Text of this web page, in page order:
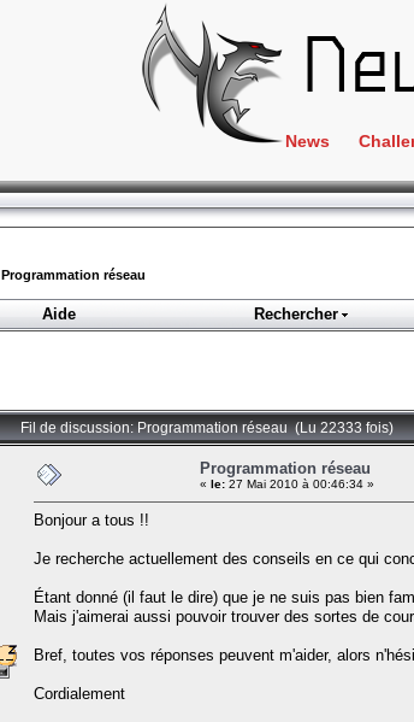
News
Programmation réseau
Aide Rechercher
Fil de discussion: Programmation réseau (Lu 22333 fois)
Programmation réseau
« le: 27 Mai 2010 à 00:46:34 »
Bonjour a tous !!
Je recherche actuellement des conseils en ce qui
Étant donné (il faut le dire) que je ne suis pas bien
Mais j'aimerai aussi pouvoir trouver des sortes de
Bref, toutes vos réponses peuvent m'aider, alors
Cordialement